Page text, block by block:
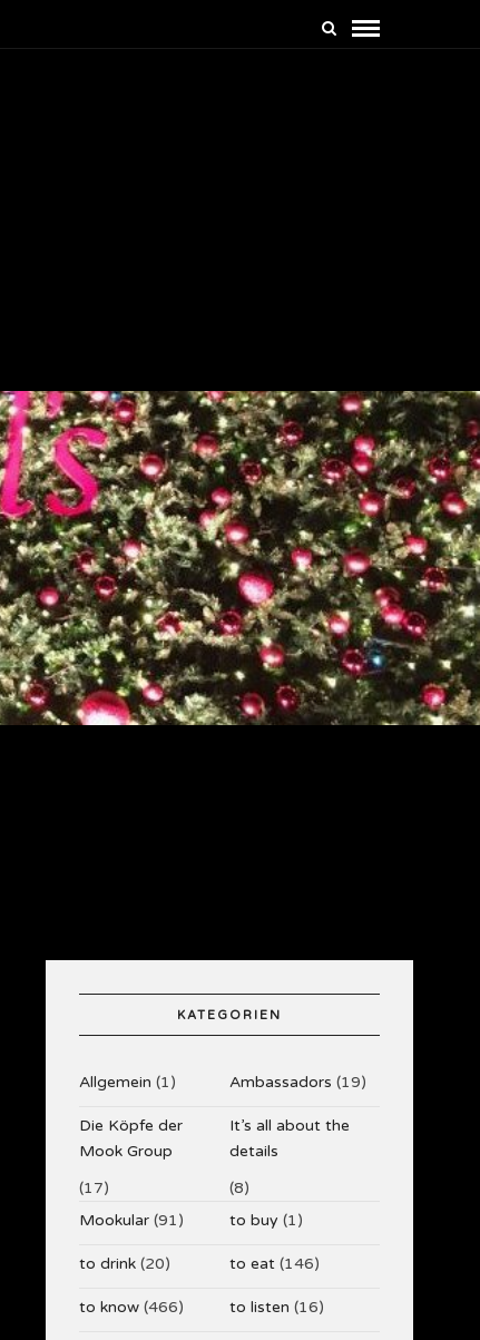
KATEGORIEN
Allgemein (1) Ambassadors (19)
Die Köpfe der
Mook Group
(17)
It’s all about the
details
(8)
Mookular(91) to buy (1)
to drink(20) to eat(146)
to know(466) to listen (16)